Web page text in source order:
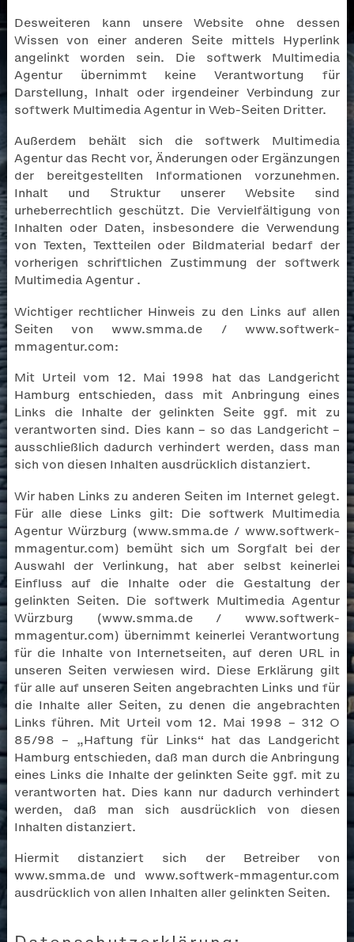
Desweiteren kann unsere Website ohne dessen
Wissen von einer anderen Seite mittels Hyperlink
angelinkt worden sein. Die softwerk Multimedia
Agentur übernimmt keine Verantwortung für
Darstellung, Inhalt oder irgendeiner Verbindung zur
softwerk Multimedia Agentur in Web-Seiten Dritter.
Außerdem behält sich die softwerk Multimedia
Agentur das Recht vor, Änderungen oder Ergänzungen
der bereitgestellten Informationen vorzunehmen.
Inhalt und Struktur unserer Website sind
urheberrechtlich geschützt. Die Vervielfältigung von
Inhalten oder Daten, insbesondere die Verwendung
von Texten, Textteilen oder Bildmaterial bedarf der
vorherigen schriftlichen Zustimmung der softwerk
Multimedia Agentur .
Wichtiger rechtlicher Hinweis zu den Links auf allen
Seiten von www.smma.de / www.softwerk-
mmagentur.com:
Mit Urteil vom 12. Mai 1998 hat das Landgericht
Hamburg entschieden, dass mit Anbringung eines
Links die Inhalte der gelinkten Seite ggf. mit zu
verantworten sind. Dies kann – so das Landgericht –
ausschließlich dadurch verhindert werden, dass man
sich von diesen Inhalten ausdrücklich distanziert.
Wir haben Links zu anderen Seiten im Internet gelegt.
Für alle diese Links gilt: Die softwerk Multimedia
Agentur Würzburg (www.smma.de / www.softwerk-
mmagentur.com) bemüht sich um Sorgfalt bei der
Auswahl der Verlinkung, hat aber selbst keinerlei
Einfluss auf die Inhalte oder die Gestaltung der
gelinkten Seiten. Die softwerk Multimedia Agentur
Würzburg (www.smma.de / www.softwerk-
mmagentur.com) übernimmt keinerlei Verantwortung
für die Inhalte von Internetseiten, auf deren URL in
unseren Seiten verwiesen wird. Diese Erklärung gilt
für alle auf unseren Seiten angebrachten Links und für
die Inhalte aller Seiten, zu denen die angebrachten
Links führen. Mit Urteil vom 12. Mai 1998 – 312 O
85/98 – „Haftung für Links“ hat das Landgericht
Hamburg entschieden, daß man durch die Anbringung
eines Links die Inhalte der gelinkten Seite ggf. mit zu
verantworten hat. Dies kann nur dadurch verhindert
werden, daß man sich ausdrücklich von diesen
Inhalten distanziert.
Hiermit distanziert sich der Betreiber von
www.smma.de und www.softwerk-mmagentur.com
ausdrücklich von allen Inhalten aller gelinkten Seiten.